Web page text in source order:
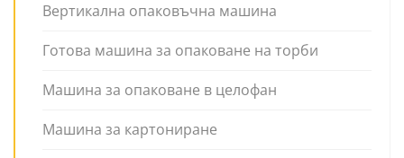
Вертикална опаковъчна машина
Готова машина за опаковане на торби
Машина за опаковане в целофан
Машина за картониране